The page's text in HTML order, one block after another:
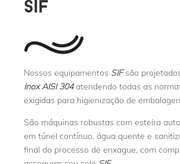
sif
Nossos equipamentos SIFsão
Inox AISI 304atendendo todas as
exigidas para higienização de
São máquinas robustas com esteira
em túnel contínuo, água quente e
final do processo de enxague, com